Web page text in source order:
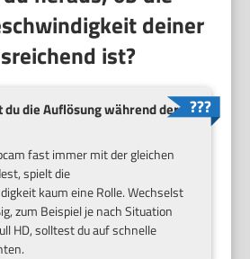
deiner
ist?
die Auflösung während der
fast immer mit der gleichen
spielt die
kaum eine Rolle. Wechselst
zum Beispiel je nach Situation
HD, solltest du auf schnelle